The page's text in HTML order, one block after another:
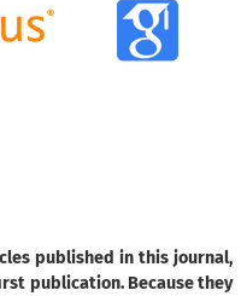
published in this journal,
publication. Because they